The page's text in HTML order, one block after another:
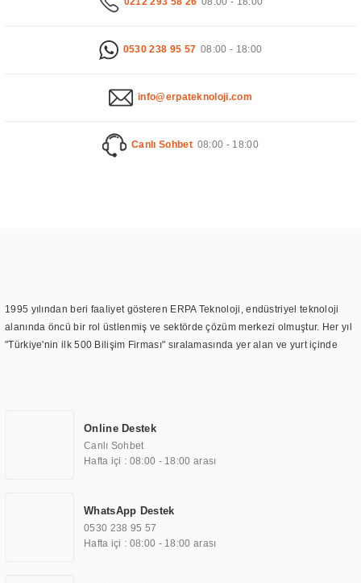
0530 238 95 57 08:00 - 18:00
info@erpateknoloji.com
Canlı Sohbet 08:00 - 18:00
1995 yılından beri faaliyet gösteren ERPA Teknoloji, endüstriyel teknoloji
alanında öncü bir rol üstlenmiş ve sektörde çözüm merkezi olmuştur. Her yıl
"Türkiye'nin ilk 500 Bilişim Firması" sıralamasında yer alan ve yurt içinde
TOCHI markası altında kendi ürettiği ürünlerde kullanmıştır. Günümüzde
TOCHI; videowall, digital signage, kiosk, totem, akıllı durak ekranı, araç içi
ekran, asansör ekranı, digital menüboard, marin ekran, medikal ekran,
ekranları, endüstriyel ekranlar, kapı önü bilgi ekranları, panel PC,
endüstriyel Panel PC, mini PC, endüstriyel mini PC ve akıllı bina sistemleri
gibi çözümleri 4.5" ile 110” boyutları arasında üretebilirken, ayrıca standart
Online Destek
Canlı Sohbet
Hafta içi : 08:00 - 18:00 arası
WhatsApp Destek
0530 238 95 57
Hafta içi : 08:00 - 18:00 arası